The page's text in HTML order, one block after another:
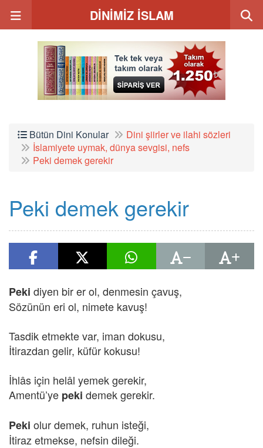
DİNİMİZ İSLAM
Bütün Dini Konular
Dini şiirler ve ilahi sözleri
İslamiyete uymak, dünya sevgisi, nefs
Peki demek gerekir
Peki demek gerekir
Peki diyen bir er ol, denmesin çavuş,
Sözünün eri ol, nimete kavuş!
Tasdik etmekte var, iman dokusu,
İtirazdan gelir, küfür kokusu!
İhlâs için helâl yemek gerekir,
Amentü’ye peki demek gerekir.
Peki olur demek, ruhun isteği,
İtiraz etmekse, nefsin dileği.